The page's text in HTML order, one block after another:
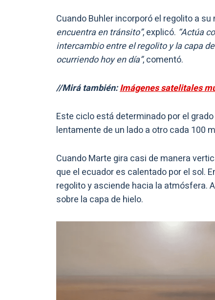
Cuando Buhler incorporó el regolito a
encuentra en tránsito”, explicó. “Actúa
intercambio entre el regolito y la capa
ocurriendo hoy en día”, comentó.
//Mirá también:Imágenes satelitales
Este ciclo está determinado por el
lentamente de un lado a otro cada 100
Cuando Marte gira casi de manera
que el ecuador es calentado por el sol.
regolito y asciende hacia la atmósfera.
sobre la capa de hielo.